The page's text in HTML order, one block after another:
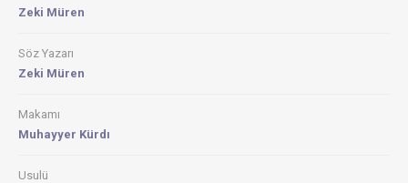
Zeki Müren
Söz Yazarı
Zeki Müren
Makamı
Muhayyer Kürdı
Usulü